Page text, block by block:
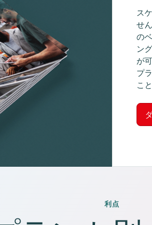
ス
せ
の
ン
が
プ
こ
利点